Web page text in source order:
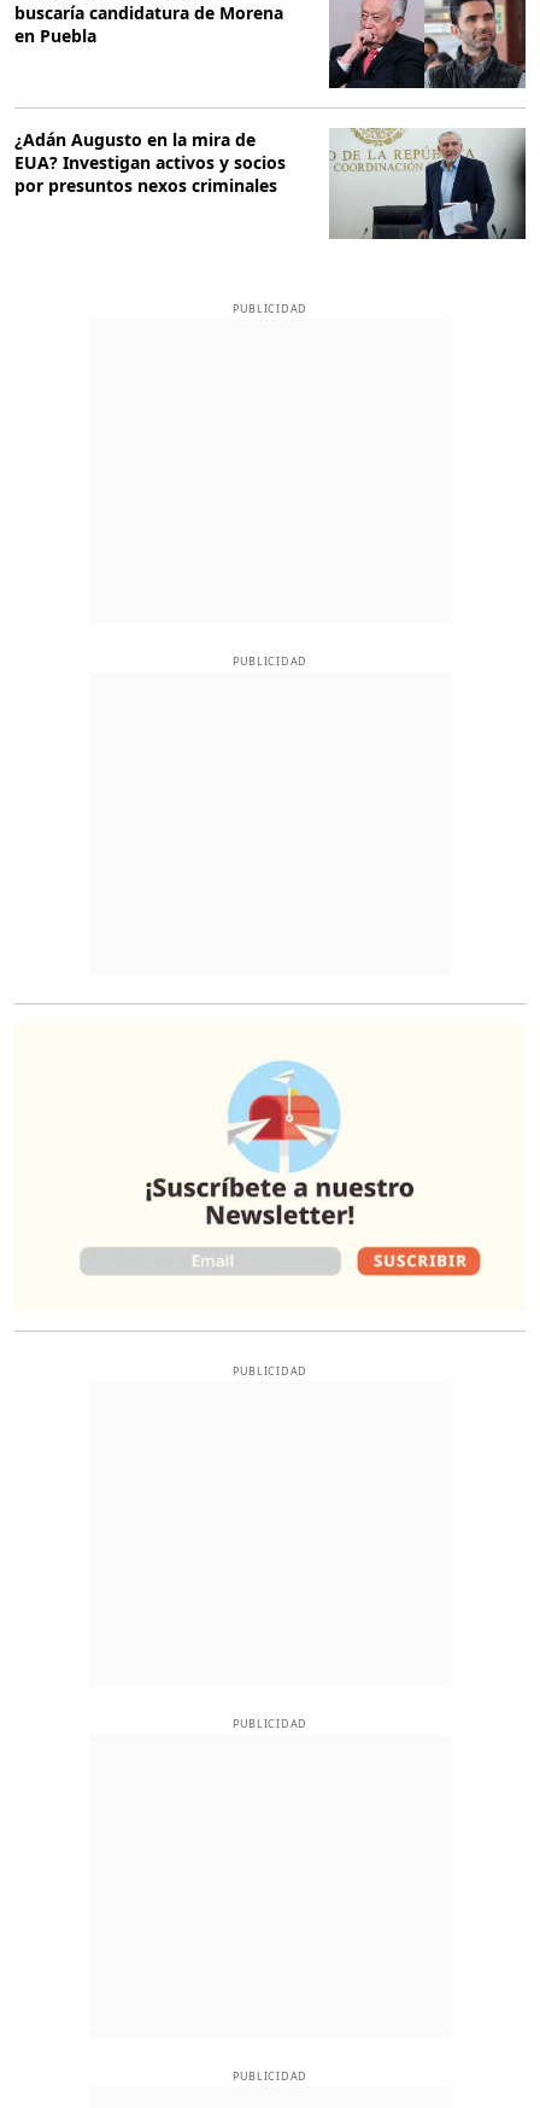
buscaría candidatura de Morena
en Puebla
¿Adán Augusto en la mira de
EUA? Investigan activos y socios
por presuntos nexos criminales
PUBLICIDAD
PUBLICIDAD
PUBLICIDAD
PUBLICIDAD
PUBLICIDAD